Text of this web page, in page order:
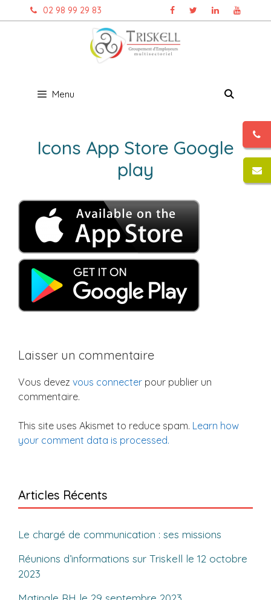
au
02 98 99 29 83
Menu
Icons App Store Google
play
Laisser un commentaire
Vous devez vous connecter pour publier un
commentaire.
This site uses Akismet to reduce spam. Learn how
your comment data is processed.
Articles Récents
Le chargé de communication : ses missions
Réunions d’informations sur Triskell le 12 octobre
2023